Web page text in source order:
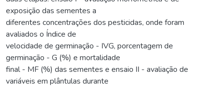
exposição das sementes a
diferentes concentrações dos pesticidas, onde foram
avaliados o Índice de
velocidade de germinação - IVG, porcentagem de
germinação - G (%) e mortalidade
final - MF (%) das sementes e ensaio II - avaliação de
variáveis em plântulas durante